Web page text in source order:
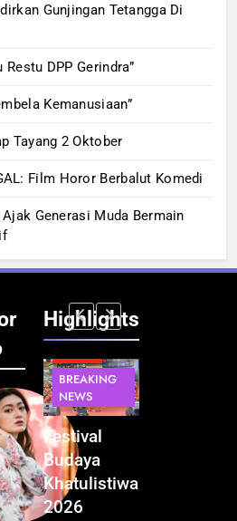
Gunjingan Tetangga Di
Restu DPP Gerindra”
Kemanusiaan”
Tayang 2 Oktober
Film Horor Berbalut Komedi
Ajak Generasi Muda Bermain
Highlights
AI
BREAKING
NEWS
Festival
Budaya
Khatulistiwa
2026